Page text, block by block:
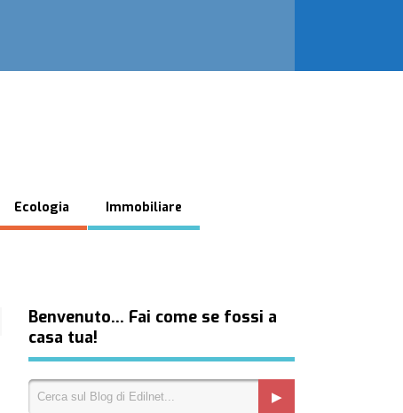
Ecologia Immobiliare
Benvenuto… Fai come se fossi a
casa tua!